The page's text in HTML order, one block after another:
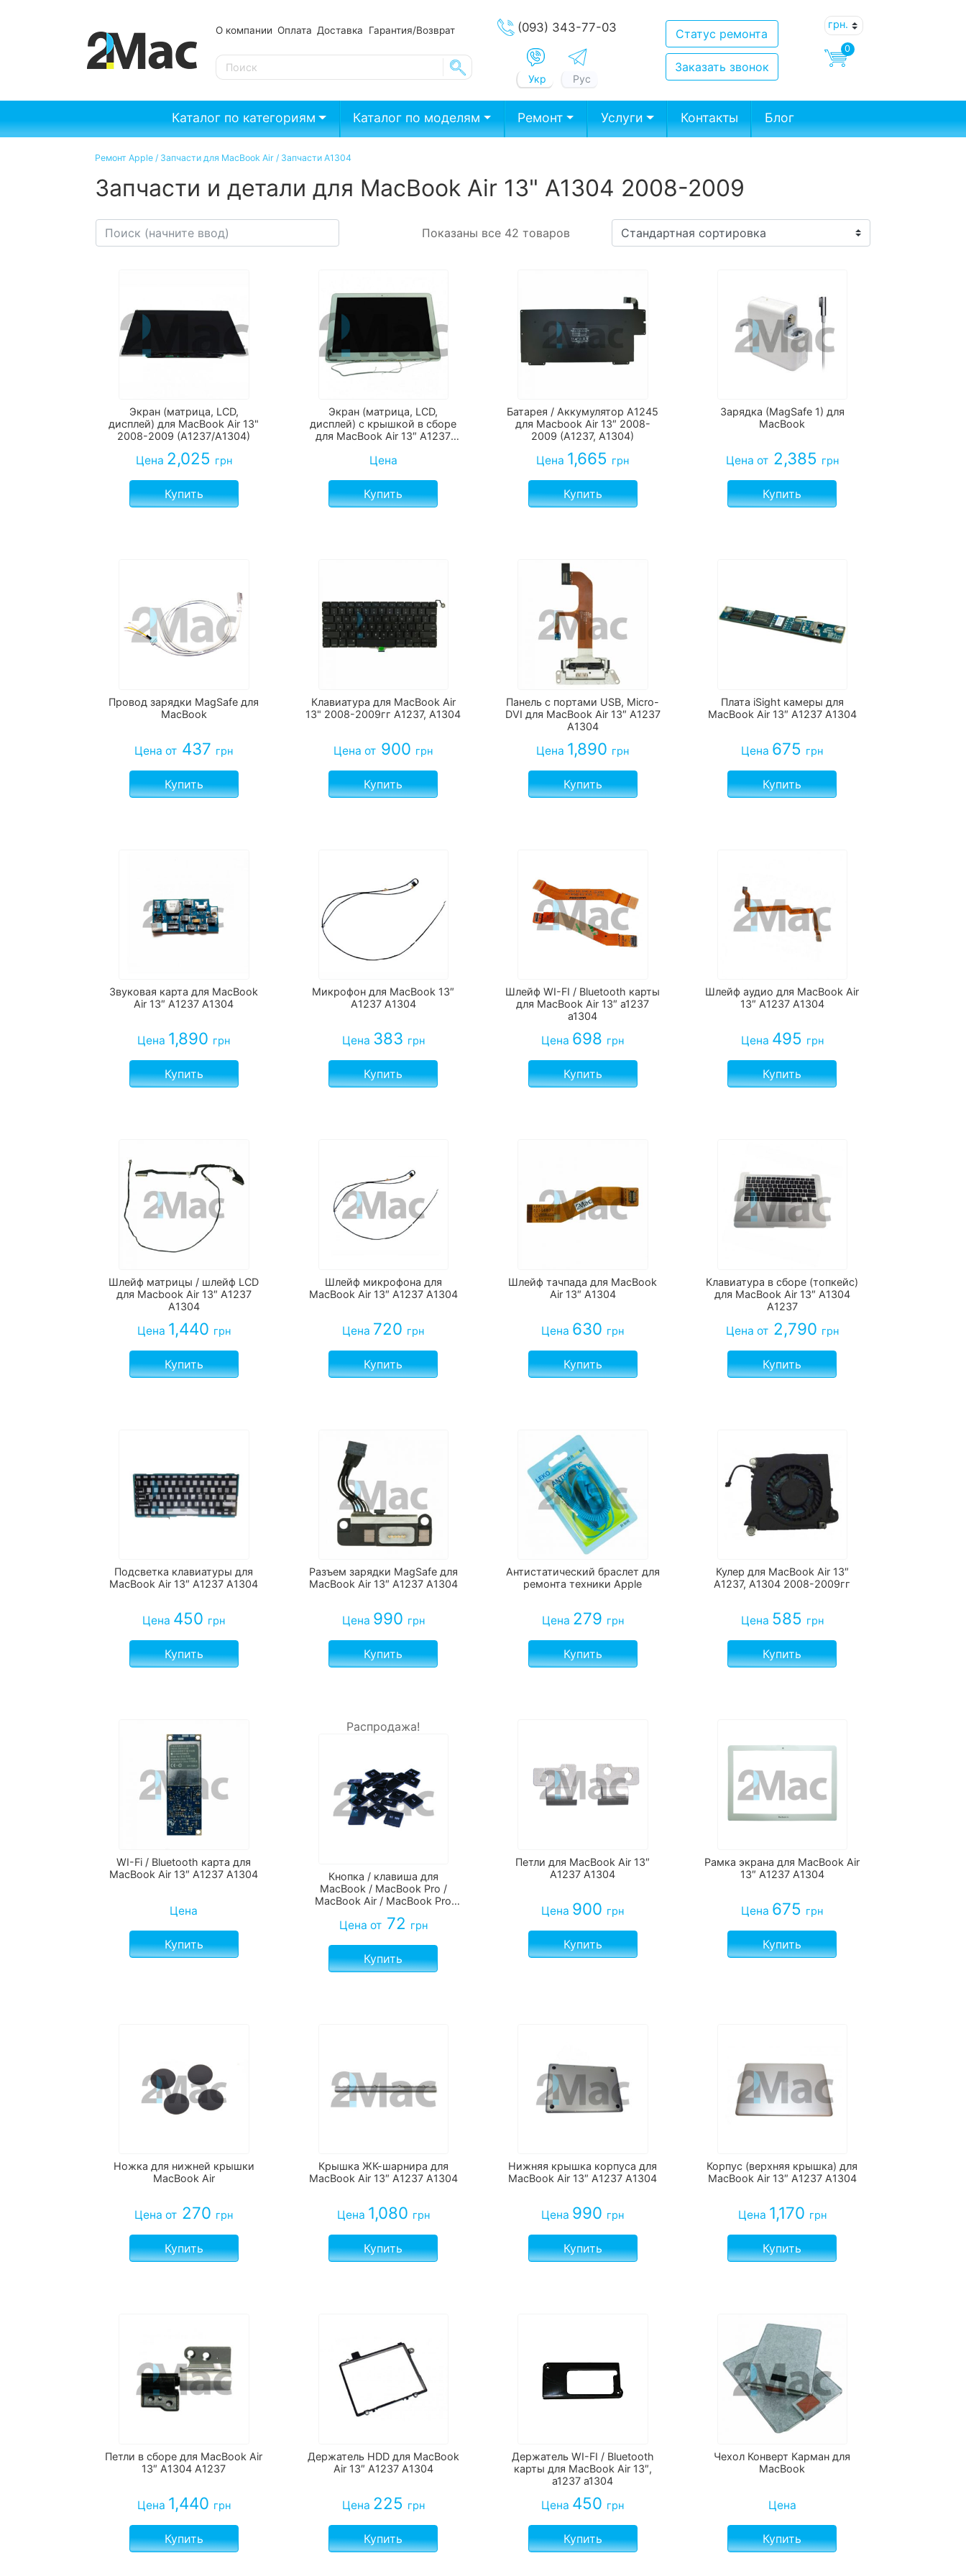
О компании Оплата Доставка Гарантия/Возврат
SE
(093) 343-77-03
Укр Рус
Статус ремонта
Заказать звонок
0
Каталог по категориям Каталог по моделям Ремонт Услуги Контакты Блог
Ремонт Apple / Запчасти для MacBook Air / Запчасти A1304
Запчасти и детали для MacBook Air 13" A1304 2008-2009
Показаны все 42 товаров
Экран (матрица, LCD,
дисплей) для MacBook Air 13"
2008-2009 (А1237/А1304)
Цена 2,025 грн
Купить
Экран (матрица, LCD,
дисплей) с крышкой в сборе
для MacBook Air 13″ A1237
Цена
Купить
Батарея / Аккумулятор A1245
для Macbook Air 13″ 2008-
2009 (A1237, A1304)
Цена 1,665 грн
Купить
Зарядка (MagSafe 1) для
MacBook
Цена от 2,385 грн
Купить
Провод зарядки MagSafe для
MacBook
Ценаот 437 грн
Купить
Клавиатура для MacBook Air
13" 2008-2009гг A1237, A1304
Ценаот 900 грн
Купить
Панель с портами USB, Micro-
DVI для MacBook Air 13″ A1237
A1304
Цена 1,890 грн
Купить
Плата iSight камеры для
MacBook Air 13″ A1237 A1304
Цена 675 грн
Купить
Звуковая карта для MacBook
Air 13″ A1237 A1304
Цена 1,890 грн
Купить
Микрофон для MacBook 13″
A1237 A1304
Цена 383 грн
Купить
Шлейф WI-FI / Bluetooth карты
для MacBook Air 13″ a1237
a1304
Цена 698 грн
Купить
Шлейф аудио для MacBook Air
13″ A1237 A1304
Цена 495 грн
Купить
Шлейф матрицы / шлейф LCD
для Macbook Air 13″ A1237
A1304
Цена 1,440 грн
Купить
Шлейф микрофона для
MacBook Air 13″ A1237 A1304
Цена 720 грн
Купить
Шлейф тачпада для MacBook
Air 13″ A1304
Цена 630 грн
Купить
Клавиатура в сборе (топкейс)
для MacBook Air 13″ A1304
A1237
Цена от 2,790 грн
Купить
Подсветка клавиатуры для
MacBook Air 13″ A1237 A1304
Цена 450 грн
Купить
Разъем зарядки MagSafe для
MacBook Air 13″ A1237 A1304
Цена 990 грн
Купить
Антистатический браслет для
ремонта техники Apple
Цена 279 грн
Купить
Кулер для MacBook Air 13″
A1237, A1304 2008-2009гг
Цена 585 грн
Купить
WI-Fi / Bluetooth карта для
MacBook Air 13″ A1237 A1304
Цена
Купить
Распродажа!
Кнопка / клавиша для
MacBook / MacBook Pro /
MacBook Air / MacBook Pro
Цена от 72 грн
Купить
Петли для MacBook Air 13″
A1237 A1304
Цена 900 грн
Купить
Рамка экрана для MacBook Air
13″ A1237 A1304
Цена 675 грн
Купить
Ножка для нижней крышки
MacBook Air
Ценаот 270 грн
Купить
Крышка ЖК-шарнира для
MacBook Air 13″ A1237 A1304
Цена 1,080 грн
Купить
Нижняя крышка корпуса для
MacBook Air 13″ A1237 A1304
Цена 990 грн
Купить
Корпус (верхняя крышка) для
MacBook Air 13″ A1237 A1304
Цена 1,170 грн
Купить
Петли в сборе для MacBook Air
13″ A1304 A1237
Цена 1,440 грн
Купить
Держатель HDD для MacBook
Air 13″ A1237 A1304
Цена 225 грн
Купить
Держатель WI-FI / Bluetooth
карты для MacBook Air 13″,
a1237 a1304
Цена 450 грн
Купить
Чехол Конверт Карман для
MacBook
Цена
Купить